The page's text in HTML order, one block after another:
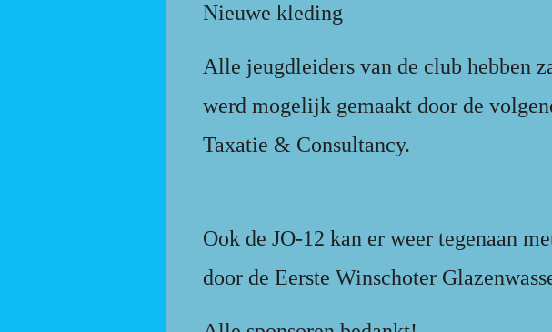
Nieuwe kleding
Alle jeugdleiders van de club hebben
werd mogelijk gemaakt door de
Taxatie & Consultancy.
Ook de JO-12 kan er weer tegenaan
door de Eerste Winschoter